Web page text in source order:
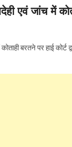
एवं जांच में
बरतने पर हाई कोर्ट